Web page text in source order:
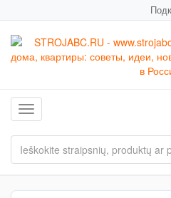
Toggle navigation